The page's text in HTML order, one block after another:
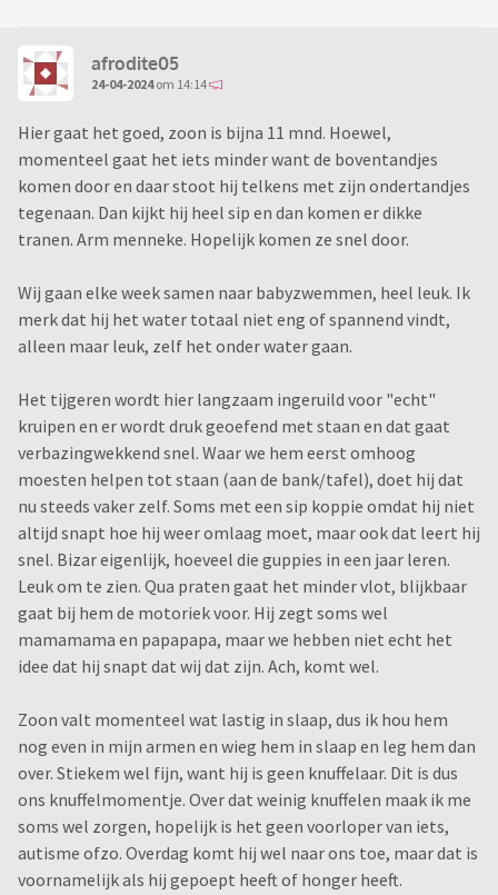
afrodite05
24-04-2024om 14:14
Hier gaat het goed, zoon is bijna 11 mnd. Hoewel,
momenteel gaat het iets minder want de boventandjes
komen door en daar stoot hij telkens met zijn ondertandjes
tegenaan. Dan kijkt hij heel sip en dan komen er dikke
tranen. Arm menneke. Hopelijk komen ze snel door.
Wij gaan elke week samen naar babyzwemmen, heel leuk. Ik
merk dat hij het water totaal niet eng of spannend vindt,
alleen maar leuk, zelf het onder water gaan.
Het tijgeren wordt hier langzaam ingeruild voor "echt"
kruipen en er wordt druk geoefend met staan en dat gaat
verbazingwekkend snel. Waar we hem eerst omhoog
moesten helpen tot staan (aan de bank/tafel), doet hij dat
nu steeds vaker zelf. Soms met een sip koppie omdat hij niet
altijd snapt hoe hij weer omlaag moet, maar ook dat leert hij
snel. Bizar eigenlijk, hoeveel die guppies in een jaar leren.
Leuk om te zien. Qua praten gaat het minder vlot, blijkbaar
gaat bij hem de motoriek voor. Hij zegt soms wel
mamamama en papapapa, maar we hebben niet echt het
idee dat hij snapt dat wij dat zijn. Ach, komt wel.
Zoon valt momenteel wat lastig in slaap, dus ik hou hem
nog even in mijn armen en wieg hem in slaap en leg hem dan
over. Stiekem wel fijn, want hij is geen knuffelaar. Dit is dus
ons knuffelmomentje. Over dat weinig knuffelen maak ik me
soms wel zorgen, hopelijk is het geen voorloper van iets,
autisme ofzo. Overdag komt hij wel naar ons toe, maar dat is
voornamelijk als hij gepoept heeft of honger heeft.